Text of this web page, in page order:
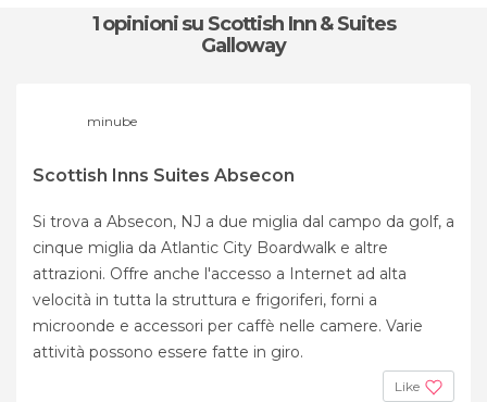
1 opinionisu Scottish Inn & Suites
Galloway
minube
Scottish Inns Suites Absecon
Si trova a Absecon, NJ a due miglia dal campo da golf, a
cinque miglia da Atlantic City Boardwalk e altre
attrazioni. Offre anche l'accesso a Internet ad alta
velocità in tutta la struttura e frigoriferi, forni a
microonde e accessori per caffè nelle camere. Varie
attività possono essere fatte in giro.
Like